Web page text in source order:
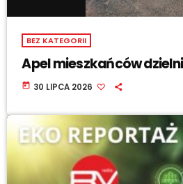
BEZ KATEGORII
Apel mieszkańców
today 30 LIPCA 2026